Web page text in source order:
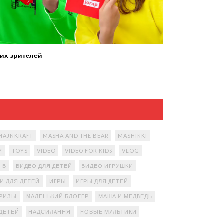
зрителей
MASHA AND THE BEAR MASHINKI
TOYS VIDEO VIDEO FOR KIDS VLOG
В ВИДЕО ДЛЯ ДЕТЕЙ ВИДЕО ИГРУШКИ
ДЛЯ ДЕТЕЙ ИГРЫ ИГРЫ ДЛЯ ДЕТЕЙ
МАЛЕНЬКИЙ БЛОГЕР МАША И МЕДВЕДЬ
НАДСИЛАННЯ НОВЫЕ МУЛЬТИКИ